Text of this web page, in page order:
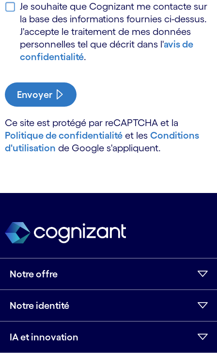
Je souhaite que Cognizant me contacte sur
la base des informations fournies ci-dessus.
J'accepte le traitement de mes données
personnelles tel que décrit dans l'avis de
confidentialité.
Envoyer
Ce site est protégé par reCAPTCHA et la
Politique de confidentialité et les Conditions
d'utilisation de Google s'appliquent.
Notre offre
Notre identité
IA et innovation